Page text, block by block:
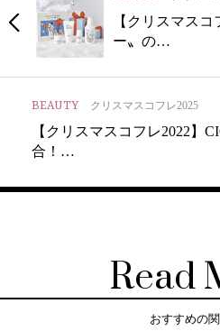
【クリスマス
ー〟の…
BEAUTY クリスマスコフレ2025
【クリスマスコフレ2022】
合！…
Read
おすすめの